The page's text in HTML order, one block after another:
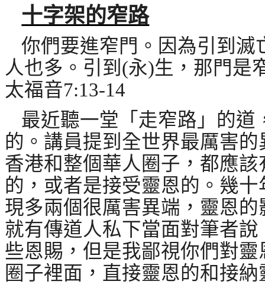
十字架的窄路
你們要進窄門。因為引到
人也多。引到 (永)生 ，那門是
太福音7:13-14
最近聽一堂「走窄路」的
的。講員提到全世界最厲害的
香港和整個華人圈子，都應該
的，或者是接受靈恩的。幾
現多兩個很厲害異端，靈恩
就有傳道人私下當面對筆者
些恩賜，但是我鄙視你們對靈
圈子裡面，直接靈恩的和接